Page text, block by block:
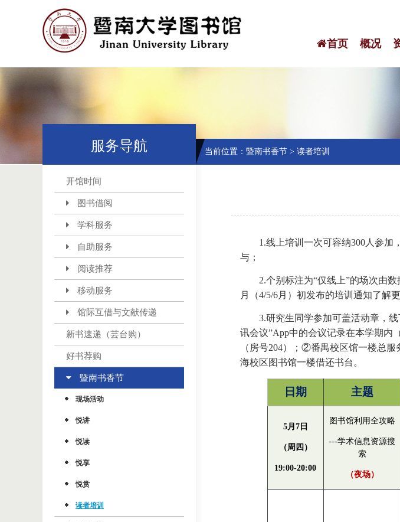
首页 概况
服务导航
开馆时间
图书借阅
学科服务
自助服务
阅读推荐
移动服务
馆际互借与文献传递
新书速递（芸台购）
好书荐购
暨南书香节
现场活动
悦讲
悦读
悦享
悦赏
读者培训
当前位置： 暨南书香节 > 读者培训
1.线上培训一次可容纳300人参加
与；
2.个别标注为“仅线上”的场次由
月（4/5/6月）初发布的培训通知了解
3.研究生同学参加可盖活动章，
讯会议”App中的会议记录在本学期
（房号204）；②番禺校区馆一楼总
海校区图书馆一楼借还书台。
日期 主题
5月7日
（周四）
19:00-20:00
图书馆利用全攻略
---学术信息资源搜
索
（夜场）